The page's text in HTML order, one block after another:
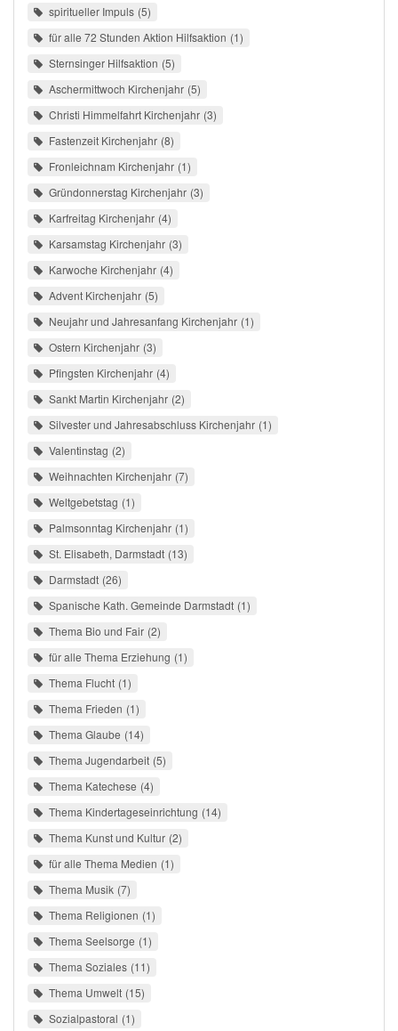
spiritueller Impuls 5
für alle 72 Stunden Aktion Hilfsaktion 1
Sternsinger Hilfsaktion 5
Aschermittwoch Kirchenjahr 5
Christi Himmelfahrt Kirchenjahr 3
Fastenzeit Kirchenjahr 8
Fronleichnam Kirchenjahr 1
Gründonnerstag Kirchenjahr 3
Karfreitag Kirchenjahr 4
Karsamstag Kirchenjahr 3
Karwoche Kirchenjahr 4
Advent Kirchenjahr 5
Neujahr und Jahresanfang Kirchenjahr 1
Ostern Kirchenjahr 3
Pfingsten Kirchenjahr 4
Sankt Martin Kirchenjahr 2
Silvester und Jahresabschluss Kirchenjahr 1
Valentinstag 2
Weihnachten Kirchenjahr 7
Weltgebetstag 1
Palmsonntag Kirchenjahr 1
St. Elisabeth, Darmstadt 13
Darmstadt 26
Spanische Kath. Gemeinde Darmstadt 1
Thema Bio und Fair 2
für alle Thema Erziehung 1
Thema Flucht 1
Thema Frieden 1
Thema Glaube 14
Thema Jugendarbeit 5
Thema Katechese 4
Thema Kindertageseinrichtung 14
Thema Kunst und Kultur 2
für alle Thema Medien 1
Thema Musik 7
Thema Religionen 1
Thema Seelsorge 1
Thema Soziales 11
Thema Umwelt 15
Sozialpastoral 1